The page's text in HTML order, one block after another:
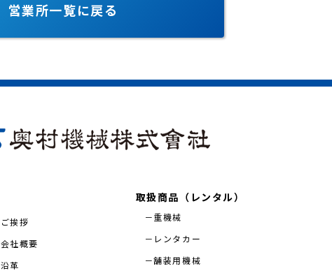
営業所一覧に戻る
ご挨拶
会社概要
沿革
取扱商品（レンタル）
重機械
レンタカー
舗装用機械